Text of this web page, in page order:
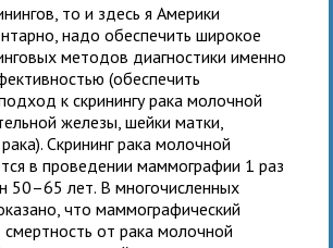
то и здесь я Америки
надо обеспечить широкое
методов диагностики именно
(обеспечить
к скринингу рака молочной
железы, шейки матки,
Скрининг рака молочной
в проведении маммографии 1 раз
50–65 лет. В многочисленных
что маммографический
смертность от рака молочной